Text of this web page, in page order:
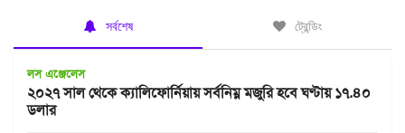
সর্বশেষ ট্রেন্ডিং
লস এঞ্জেলেস
২০২৭ সাল থেকে ক্যালিফোর্নিয়ায় সর্বনিম্ন মজুরি হবে ঘণ্টায় ১৭.৪০
ডলার